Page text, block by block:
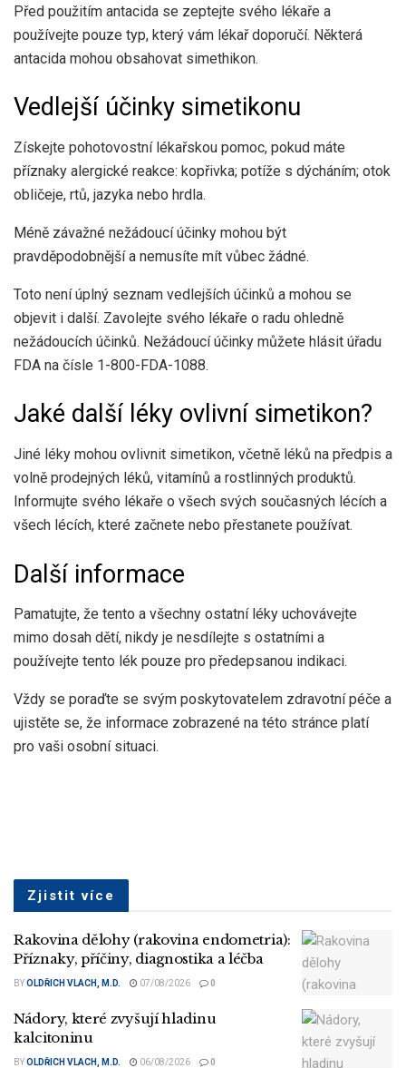
Před použitím antacida se zeptejte svého lékaře a
používejte pouze typ, který vám lékař doporučí. Některá
antacida mohou obsahovat simethikon.
Vedlejší účinky simetikonu
Získejte pohotovostní lékařskou pomoc, pokud máte
příznaky alergické reakce: kopřivka; potíže s dýcháním; otok
obličeje, rtů, jazyka nebo hrdla.
Méně závažné nežádoucí účinky mohou být
pravděpodobnější a nemusíte mít vůbec žádné.
Toto není úplný seznam vedlejších účinků a mohou se
objevit i další. Zavolejte svého lékaře o radu ohledně
nežádoucích účinků. Nežádoucí účinky můžete hlásit úřadu
FDA na čísle 1-800-FDA-1088.
Jaké další léky ovlivní simetikon?
Jiné léky mohou ovlivnit simetikon, včetně léků na předpis a
volně prodejných léků, vitamínů a rostlinných produktů.
Informujte svého lékaře o všech svých současných lécích a
všech lécích, které začnete nebo přestanete používat.
Další informace
Pamatujte, že tento a všechny ostatní léky uchovávejte
mimo dosah dětí, nikdy je nesdílejte s ostatními a
používejte tento lék pouze pro předepsanou indikaci.
Vždy se poraďte se svým poskytovatelem zdravotní péče a
ujistěte se, že informace zobrazené na této stránce platí
pro vaši osobní situaci.
Zjistit více
Rakovina dělohy (rakovina endometria):
Příznaky, příčiny, diagnostika a léčba
BYOLDŘICH VLACH, M.D. 07/08/2026 0
Nádory, které zvyšují hladinu
kalcitoninu
BYOLDŘICH VLACH, M.D. 06/08/2026 0